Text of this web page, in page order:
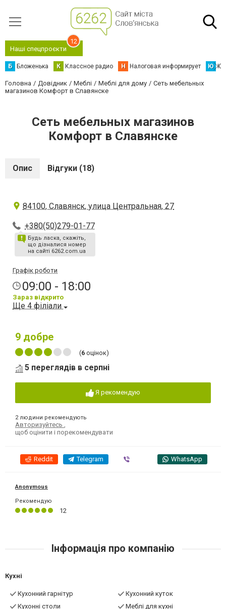
Наші спецпроєкти
12
Б Бложенька К Классное радио Н Налоговая информирует Ю
Головна Довідник Меблі Меблі для дому
Сеть мебельных
магазинов Комфорт в Славянске
Сеть мебельных магазинов
Комфорт в Славянске
Опис Відгуки (18)
84100, Славянск, улица Центральная, 27
+380(50)279-01-77
Будь ласка, скажіть,
що дізналися номер
на сайті 6262.com.ua
Графік роботи
09:00 - 18:00
Зараз відкрито
Ще 4 філіали
9 добре
(6 оцінок)
5 переглядів в серпні
Я рекомендую
2 людини рекомендують
Авторизуйтесь
щоб оцінити і порекомендувати
Reddit Telegram WhatsApp
Anonymous
Рекомендую
12
Інформація про компанію
Кухні
Кухонний гарнітур
Кухонний куток
Кухонні столи
Меблі для кухні